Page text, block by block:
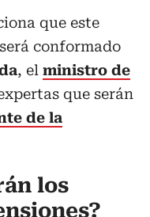
que este
conformado
, el ministro de
que serán
de la
los